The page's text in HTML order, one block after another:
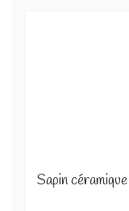
Sapin